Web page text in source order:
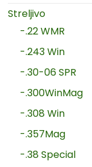
Streljivo
-.22 WMR
-.243 Win
-.30-06 SPR
-.300WinMag
-.308 Win
-.357Mag
-.38 Special